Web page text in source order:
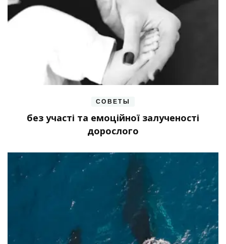
СОВЕТЫ
без участі та емоційної залученості
дорослого